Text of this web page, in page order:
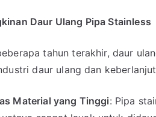
Daur Ulang Pipa Stainless
tahun terakhir, daur
daur ulang dan
Material yang Tinggi: Pipa